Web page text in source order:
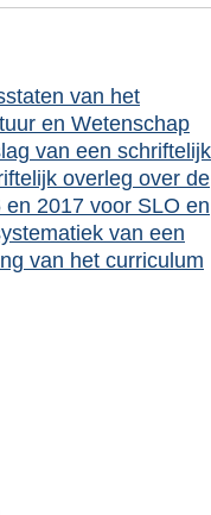
van het
en Wetenschap
van een schriftelijk
overleg over de
2017 voor SLO en
van een
van het curriculum